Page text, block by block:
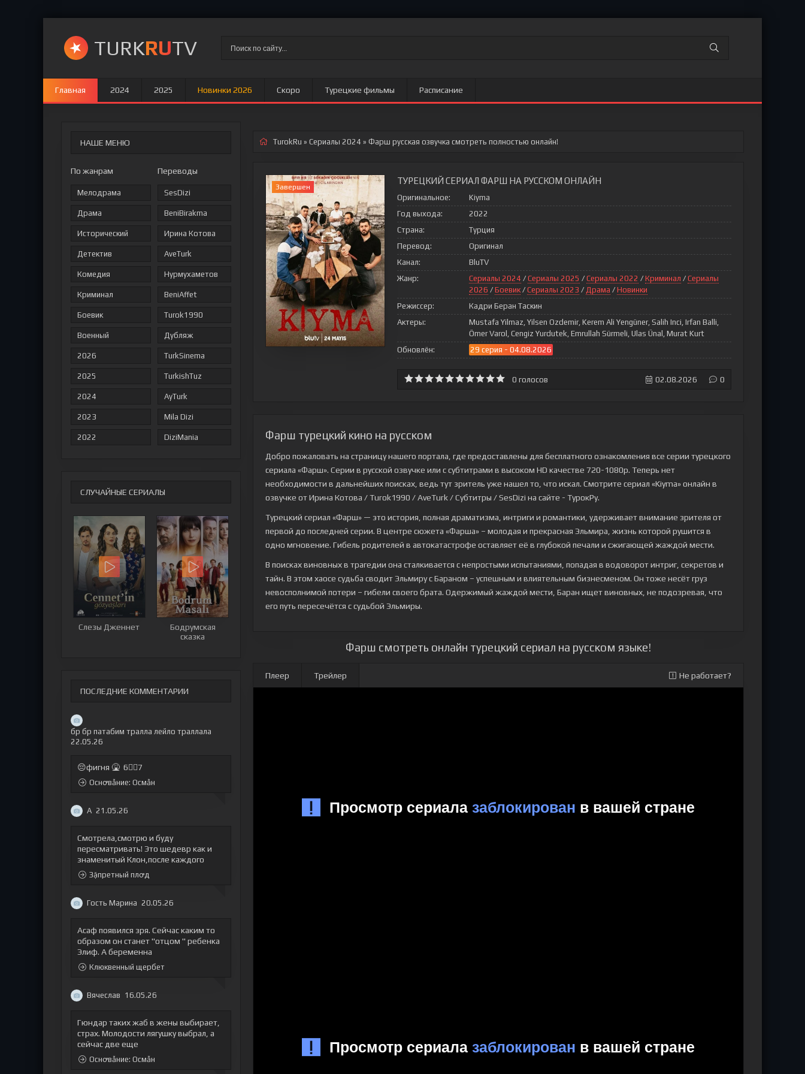
TURKRUTV
Главная 2024 2025 Новинки 2026 Скоро Турецкие фильмы Расписание
НАШЕ МЕНЮ
По жанрам
Мелодрама
Драма
Исторический
Детектив
Комедия
Криминал
Боевик
Военный
2026
2025
2024
2023
2022
Переводы
SesDizi
BeniBirakma
Ирина Котова
AveTurk
Нурмухаметов
BeniAffet
Turok1990
Дубляж
TurkSinema
TurkishTuz
AyTurk
Mila Dizi
DiziMania
СЛУЧАЙНЫЕ СЕРИАЛЫ
Слезы Дженнет
Бодрумская
сказка
ПОСЛЕДНИЕ КОММЕНТАРИИ
бр бр патабим тралла лейло траллала
22.05.26
😔фигня 🤮 6🤷‍♂7
Оснꝍвẫние: Осмẫн
А 21.05.26
Смотрела,смотрю и буду
пересматривать! Это шедевр как и
знаменитый Клон,после каждого
Зặпретный плꝍд
Гость Марина 20.05.26
Асаф появился зря. Сейчас каким то
образом он станет "отцом " ребенка
Элиф. А беременна
Клюквенный щербет
Вячеслав 16.05.26
Гюндар таких жаб в жены выбирает,
страх. Молодости лягушку выбрал, а
сейчас две еще
Оснꝍвẫние: Осмẫн
TurokRu » Сериалы 2024 » Фарш русская озвучка смотреть полностью онлайн!
Завершен
ТУРЕЦКИЙ СЕРИАЛ ФАРШ НА РУССКОМ ОНЛАЙН
Оригинальное:
Kiyma
Год выхода:
2022
Страна:
Турция
Перевод:
Оригинал
Канал:
BluTV
Жанр:
Сериалы 2024 / Сериалы 2025 / Сериалы 2022 / Криминал / Сериалы
2026 / Боевик/ Сериалы 2023 / Драма / Новинки
Режиссер:
Кадри Беран Таскин
Актеры:
Mustafa Yilmaz, Yilsen Ozdemir, Kerem Ali Yengüner, Salih Inci, Irfan Balli,
Ömer Varol, Cengiz Yurdutek, Emrullah Sürmeli, Ulas Ünal, Murat Kurt
Обновлён:
29 серия - 04.08.2026
0 голосов 02.08.2026 0
Фарш турецкий кино на русском
Добро пожаловать на страницу нашего портала, где предоставлены для бесплатного ознакомления все серии турецкого
сериала «Фарш». Серии в русской озвучке или с субтитрами в высоком HD качестве 720-1080p. Теперь нет
необходимости в дальнейших поисках, ведь тут зритель уже нашел то, что искал. Смотрите сериал «Kiyma» онлайн в
озвучке от Ирина Котова / Turok1990 / AveTurk / Субтитры / SesDizi на сайте - ТурокРу.
Турецкий сериал «Фарш» — это история, полная драматизма, интриги и романтики, удерживает внимание зрителя от
первой до последней серии. В центре сюжета «Фарша» – молодая и прекрасная Эльмира, жизнь которой рушится в
одно мгновение. Гибель родителей в автокатастрофе оставляет её в глубокой печали и сжигающей жаждой мести.
В поисках виновных в трагедии она сталкивается с непростыми испытаниями, попадая в водоворот интриг, секретов и
тайн. В этом хаосе судьба сводит Эльмиру с Бараном – успешным и влиятельным бизнесменом. Он тоже несёт груз
невосполнимой потери – гибели своего брата. Одержимый жаждой мести, Баран ищет виновных, не подозревая, что
его путь пересечётся с судьбой Эльмиры.
Фарш смотреть онлайн турецкий сериал на русском языке!
Плеер Трейлер Не работает?